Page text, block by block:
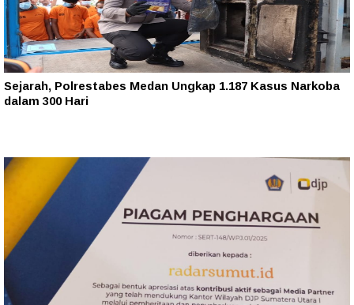
Sejarah, Polrestabes Medan Ungkap 1.187 Kasus Narkoba
dalam 300 Hari